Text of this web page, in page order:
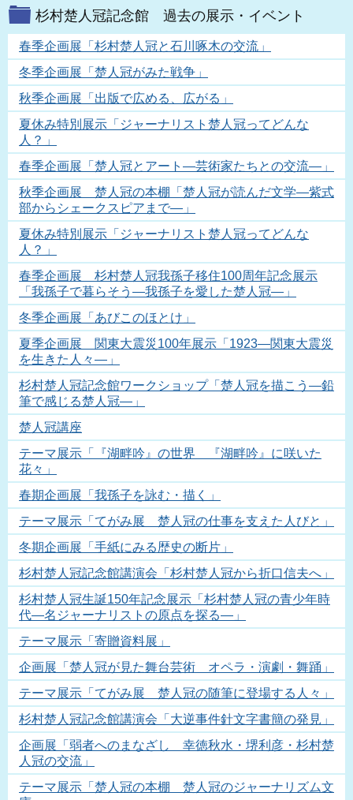
杉村楚人冠記念館 過去の展示・イベント
春季企画展「杉村楚人冠と石川啄木の交流」
冬季企画展「楚人冠がみた戦争」
秋季企画展「出版で広める、広がる」
夏休み特別展示「ジャーナリスト楚人冠ってどんな
人？」
春季企画展「楚人冠とアート―芸術家たちとの交流―」
秋季企画展 楚人冠の本棚「楚人冠が読んだ文学―紫式
部からシェークスピアまで―」
夏休み特別展示「ジャーナリスト楚人冠ってどんな
人？」
春季企画展 杉村楚人冠我孫子移住100周年記念展示
「我孫子で暮らそう―我孫子を愛した楚人冠―」
冬季企画展「あびこのほとけ」
夏季企画展 関東大震災100年展示「1923―関東大震災
を生きた人々―」
杉村楚人冠記念館ワークショップ「楚人冠を描こう―鉛
筆で感じる楚人冠―」
楚人冠講座
テーマ展示「『湖畔吟』の世界 『湖畔吟』に咲いた
花々」
春期企画展「我孫子を詠む・描く」
テーマ展示「てがみ展 楚人冠の仕事を支えた人びと」
冬期企画展「手紙にみる歴史の断片」
杉村楚人冠記念館講演会「杉村楚人冠から折口信夫へ」
杉村楚人冠生誕150年記念展示「杉村楚人冠の青少年時
代―名ジャーナリストの原点を探る―」
テーマ展示「寄贈資料展」
企画展「楚人冠が見た舞台芸術 オペラ・演劇・舞踊」
テーマ展示「てがみ展 楚人冠の随筆に登場する人々」
杉村楚人冠記念館講演会「大逆事件針文字書簡の発見」
企画展「弱者へのまなざし 幸徳秋水・堺利彦・杉村楚
人冠の交流」
テーマ展示「楚人冠の本棚 楚人冠のジャーナリズム文